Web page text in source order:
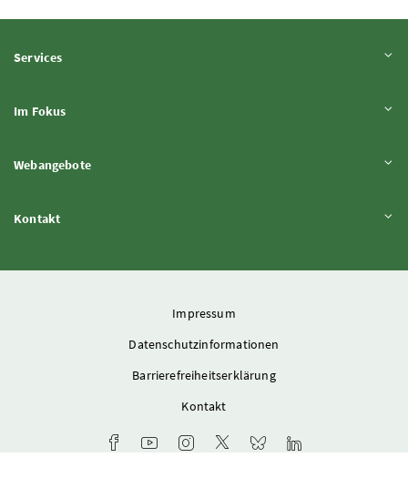
ServicesInhalt aufklappen
Im FokusInhalt aufklappen
WebangeboteInhalt aufklappen
KontaktInhalt aufklappen
Impressum
Datenschutzinformationen
Barrierefreiheitserklärung
Kontakt
Facebook-Kanal des Ministeriums
Youtube-Kanal des Bundesministeriums
Instagram-Auftritt des Ministeriums
X-Account des Ministeriums
Bluesky-Account des